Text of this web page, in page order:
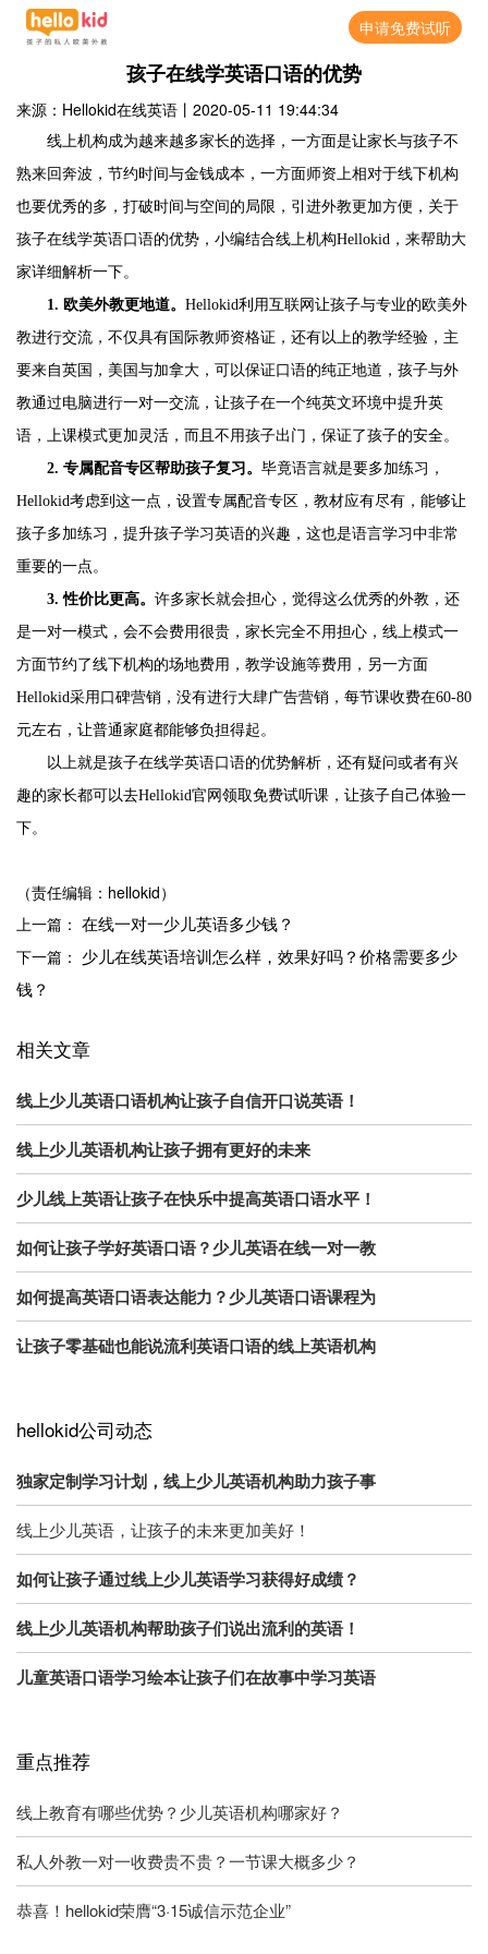
申请免费试听
孩子在线学英语口语的优势
来源：Hellokid在线英语 丨 2020-05-11 19:44:34
线上机构成为越来越多家长的选择，一方面是让家长与孩子不
熟来回奔波，节约时间与金钱成本，一方面师资上相对于线下机构
也要优秀的多，打破时间与空间的局限，引进外教更加方便，关于
孩子在线学英语口语的优势，小编结合线上机构Hellokid，来帮助大
家详细解析一下。
1. 欧美外教更地道。Hellokid利用互联网让孩子与专业的欧美外
教进行交流，不仅具有国际教师资格证，还有以上的教学经验，主
要来自英国，美国与加拿大，可以保证口语的纯正地道，孩子与外
教通过电脑进行一对一交流，让孩子在一个纯英文环境中提升英
语，上课模式更加灵活，而且不用孩子出门，保证了孩子的安全。
2.专属配音专区帮助孩子复习。毕竟语言就是要多加练习，
Hellokid考虑到这一点，设置专属配音专区，教材应有尽有，能够让
孩子多加练习，提升孩子学习英语的兴趣，这也是语言学习中非常
重要的一点。
3.性价比更高。许多家长就会担心，觉得这么优秀的外教，还
是一对一模式，会不会费用很贵，家长完全不用担心，线上模式一
方面节约了线下机构的场地费用，教学设施等费用，另一方面
Hellokid采用口碑营销，没有进行大肆广告营销，每节课收费在60-80
元左右，让普通家庭都能够负担得起。
以上就是孩子在线学英语口语的优势解析，还有疑问或者有兴
趣的家长都可以去Hellokid官网领取免费试听课，让孩子自己体验一
下。
（责任编辑：hellokid）
上一篇： 在线一对一少儿英语多少钱？
下一篇： 少儿在线英语培训怎么样，效果好吗？价格需要多少
钱？
相关文章
线上少儿英语口语机构让孩子自信开口说英语！
线上少儿英语机构让孩子拥有更好的未来
少儿线上英语让孩子在快乐中提高英语口语水平！
如何让孩子学好英语口语？少儿英语在线一对一教
如何提高英语口语表达能力？少儿英语口语课程为
让孩子零基础也能说流利英语口语的线上英语机构
hellokid公司动态
独家定制学习计划，线上少儿英语机构助力孩子事
线上少儿英语，让孩子的未来更加美好！
如何让孩子通过线上少儿英语学习获得好成绩？
线上少儿英语机构帮助孩子们说出流利的英语！
儿童英语口语学习绘本让孩子们在故事中学习英语
重点推荐
线上教育有哪些优势？少儿英语机构哪家好？
私人外教一对一收费贵不贵？一节课大概多少？
恭喜！hellokid荣膺“3·15诚信示范企业”